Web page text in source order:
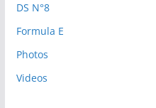
DS N°8
Formula E
Photos
Videos